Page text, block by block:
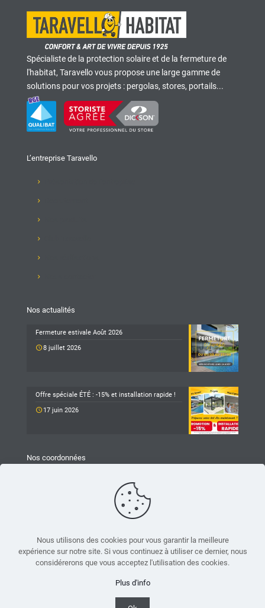
Spécialiste de la protection solaire et de la fermeture de
l'habitat, Taravello vous propose une large gamme de
solutions pour vos projets : pergolas, stores, portails...
L’entreprise Taravello
Nos actualités
Fermeture estivale Août 2026
8 juillet 2026
Offre spéciale ÉTÉ : -15% et installation rapide !
17 juin 2026
Nos coordonnées
25 Chemin du Mûrier
26540 Mours-Saint-Eusèbe
accueil.mours@taravello-sa.fr
Nous utilisons des cookies pour vous garantir la meilleure
expérience sur notre site. Si vous continuez à utiliser ce dernier, nous
considérerons que vous acceptez l'utilisation des cookies.
Plus d'info